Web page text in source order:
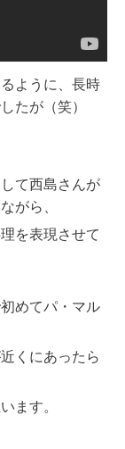
ように、長時
たが（笑）
て西島さんが
がら、
を表現させて
めてパ・マル
くにあったら
ます。